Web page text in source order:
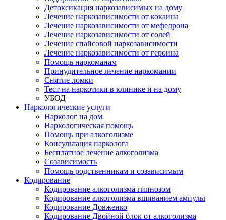
Детоксикация наркозависимых на дому
Лечение наркозависимости от кокаина
Лечение наркозависимости от мефедрона
Лечение наркозависимости от солей
Лечение спайсовой наркозависимости
Лечение наркозависимости от героина
Помощь наркоманам
Принудительное лечение наркомании
Снятие ломки
Тест на наркотики в клинике и на дому
УБОД
Наркологические услуги
Нарколог на дом
Наркологическая помощь
Помощь при алкоголизме
Консультация нарколога
Бесплатное лечение алкоголизма
Созависимость
Помощь родственникам и созависимым
Кодирование
Кодирование алкоголизма гипнозом
Кодирование алкоголизма вшиванием ампулы
Кодирование Довженко
Кодирование Двойной блок от алкоголизма